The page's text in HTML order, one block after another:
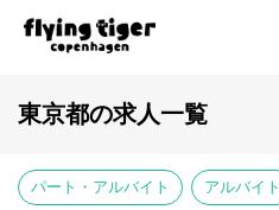
東京都の求人一覧
パート・アルバイト アルバイト